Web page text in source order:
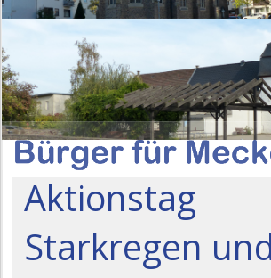
Aktionstag
Starkregen